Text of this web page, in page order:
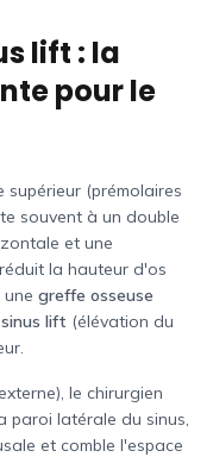
lift : la
pour le
supérieur (prémolaires
souvent à un double
et une
la hauteur d'os
greffe osseuse
sinus lift (élévation du
le chirurgien
paroi latérale du sinus,
et comble l'espace